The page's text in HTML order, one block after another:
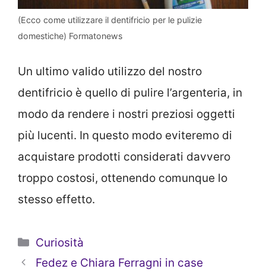
(Ecco come utilizzare il dentifricio per le pulizie
domestiche) Formatonews
Un ultimo valido utilizzo del nostro
dentifricio è quello di pulire l’argenteria, in
modo da rendere i nostri preziosi oggetti
più lucenti. In questo modo eviteremo di
acquistare prodotti considerati davvero
troppo costosi, ottenendo comunque lo
stesso effetto.
Categorie
Curiosità
Fedez e Chiara Ferragni in case